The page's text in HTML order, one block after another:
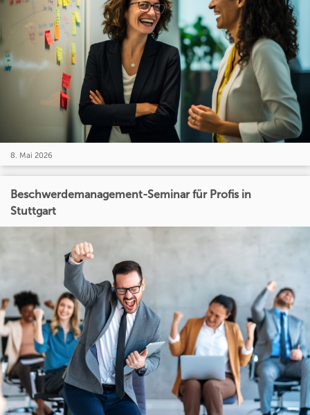
8. Mai 2026
Beschwerdemanagement-Seminar für Profis in
Stuttgart